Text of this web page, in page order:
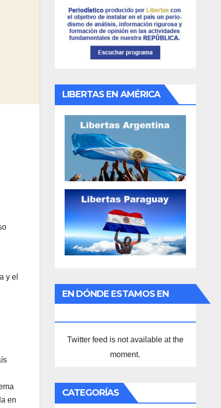
y el
en
LIBERTAS EN AMÉRICA
EN DÓNDE ESTAMOS EN
Twitter feed is not available at the
moment.
CATEGORÍAS